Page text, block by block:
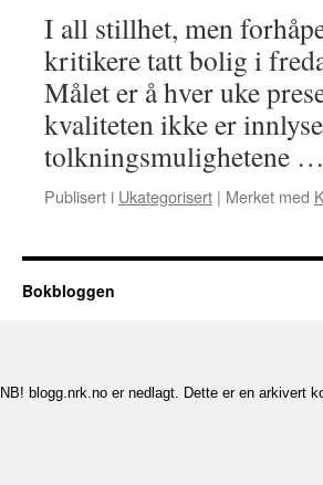
I all stillhet, men
kritikere tatt bolig i
Målet er å hver uke
kvaliteten ikke er
tolkningsmulighetene …
Publisert i Ukategorisert | Merket med
Bokbloggen
NB! blogg.nrk.no er nedlagt. Dette er en arkivert